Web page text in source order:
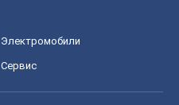
Электромобили
Сервис